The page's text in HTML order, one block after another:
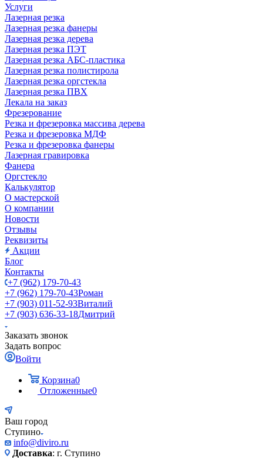
Услуги
Лазерная резка
Лазерная резка фанеры
Лазерная резка дерева
Лазерная резка ПЭТ
Лазерная резка АБС-пластика
Лазерная резка полистирола
Лазерная резка оргстекла
Лазерная резка ПВХ
Лекала на заказ
Фрезерование
Резка и фрезеровка массива дерева
Резка и фрезеровка МДФ
Резка и фрезеровка фанеры
Лазерная гравировка
Фанера
Орг­стек­ло
Калькулятор
О мастерской
О компании
Новости
Отзывы
Реквизиты
Акции
Блог
Контакты
+7 (962) 179-70-43
+7 (962) 179-70-43Роман
+7 (903) 011-52-93Виталий
+7 (903) 636-33-18Дмитрий
Заказать звонок
Задать вопрос
Войти
Корзина0
Отложенные0
Ваш город
Ступино
info@diviro.ru
Доставка: г. Ступино